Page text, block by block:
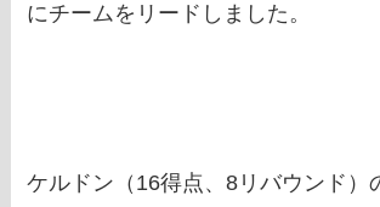
にチームをリードしました。
ケルドン（16得点、8リバウンド）